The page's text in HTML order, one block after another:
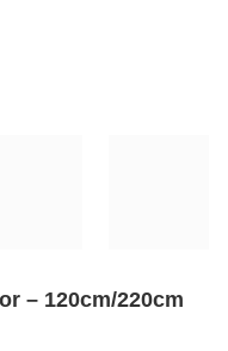
– 120cm/220cm